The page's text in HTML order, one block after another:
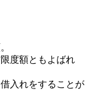
度額ともよばれ
入れをすることが